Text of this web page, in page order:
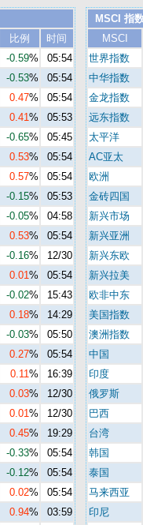
比例
时间
-0.59%
05:54
-0.53%
05:54
0.47%
05:54
0.41%
05:53
-0.65%
05:45
0.53%
05:54
0.57%
05:54
-0.15%
05:53
-0.05%
04:58
0.53%
05:54
-0.16%
12/30
0.01%
05:54
-0.02%
15:43
0.18%
14:29
-0.03%
05:50
0.27%
05:54
0.11%
16:39
0.03%
12/30
0.01%
12/30
0.45%
19:29
-0.33%
05:54
-0.12%
05:54
0.02%
05:54
0.94%
03:59
MSCI 指
MSCI
世界指数
中华指数
金龙指数
远东指数
太平洋
AC亚太
欧洲
金砖四国
新兴市场
新兴亚洲
新兴东欧
新兴拉美
欧非中东
美国指数
澳洲指数
中国
印度
俄罗斯
巴西
台湾
韩国
泰国
马来西亚
印尼